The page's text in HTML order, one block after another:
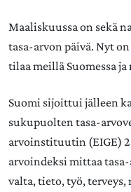
Maaliskuussa on sekä
tasa-arvon päivä. Nyt
tilaa meillä Suomessa
Suomi sijoittui jälleen
sukupuolten tasa-
arvoinstituutin (EIGE)
arvoindeksi mittaa
valta, tieto, työ, terveys,